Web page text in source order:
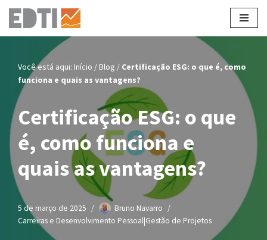
Pular
conteúdo
Você está aqui: Início / Blog / Certificação ESG: o que é, como
funciona e quais as vantagens?
Certificação ESG: o que
é, como funciona e
quais as vantagens?
5 de março de 2025
Bruno Navarro
Carreiras e Desenvolvimento Pessoal|Gestão de Projetos